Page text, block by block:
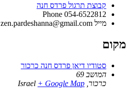
קבוצת תרגול פרדס חנה
Phone 054-6522812
מייל zen.pardeshanna@gmail.com
מקום
סטודיו דיאן פרדס חנה כרכור
המושב 69
כרכור
Israel + Google Map